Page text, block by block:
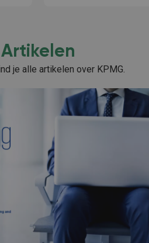
Artikelen
je alle artikelen over KPMG.